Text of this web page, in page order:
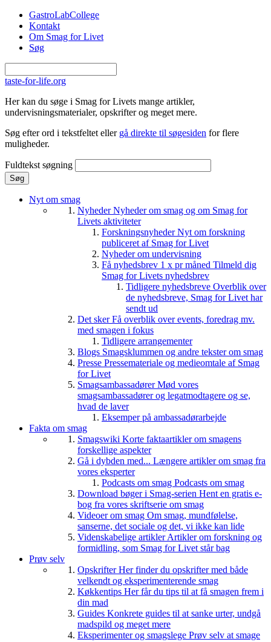
Gå til hovedindhold
GastroLabCollege
Kontakt
Om Smag for Livet
Søg
taste-for-life.org
Her kan du søge i Smag for Livets mange artikler,
undervisningsmaterialer, opskrifter og meget mere.
Søg efter ord i tekstfeltet eller gå direkte til søgesiden for flere
muligheder.
Fuldtekst søgning
Nyt om smag
NyhederNyheder om smag og om Smag for
Livets aktiviteter
ForskningsnyhederNyt om forskning
publiceret af Smag for Livet
Nyheder om undervisning
Få nyhedsbrev 1 x pr måned Tilmeld dig
Smag for Livets nyhedsbrev
Tidligere nyhedsbreve Overblik over
de nyhedsbreve, Smag for Livet har
sendt ud
Det skerFå overblik over events, foredrag mv.
med smagen i fokus
Tidligere arrangementer
Blogs Smagsklummen og andre tekster om smag
Presse Pressemateriale og medieomtale af Smag
for Livet
SmagsambassadørerMød vores
smagsambassadører og legatmodtagere og se,
hvad de laver
Eksemper på ambassadørarbejde
Fakta om smag
Smagswiki Korte faktaartikler om smagens
forskellige aspekter
Gå i dybden med... Længere artikler om smag fra
vores eksperter
Podcasts om smag Podcasts om smag
Download bøger i Smag-serien Hent en gratis e-
bog fra vores skriftserie om smag
Videoer om smag Om smag, mundfølelse,
sanserne, det sociale og det, vi ikke kan lide
Videnskabelige artiklerArtikler om forskning og
formidling, som Smag for Livet står bag
Prøv selv
OpskrifterHer finder du opskrifter med både
velkendt og eksperimenterende smag
Køkkentips Her får du tips til at få smagen frem i
din mad
Guides Konkrete guides til at sanke urter, undgå
madspild og meget mere
Eksperimenter og smagslege Prøv selv at smage